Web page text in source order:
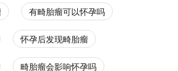
有畸胎瘤可以怀孕吗
怀孕后发现畸胎瘤
畸胎瘤会影响怀孕吗